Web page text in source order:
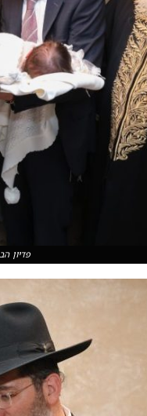
פדיון